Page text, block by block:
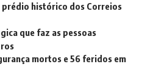
histórico dos Correios
que faz as pessoas
mortos e 56 feridos em